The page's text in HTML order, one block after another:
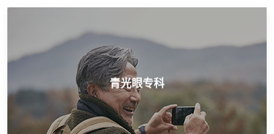
青光眼专科
青光眼专科
针对不同类型青光眼，量身打造个性化治疗